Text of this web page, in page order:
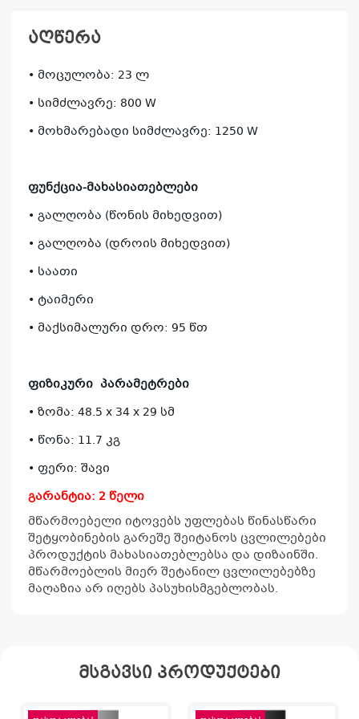
აღწერა
• მოცულობა: 23 ლ
• სიმძლავრე: 800 W
• მოხმარებადი სიმძლავრე: 1250 W
ფუნქცია-მახასიათებლები
• გალღობა (წონის მიხედვით)
• გალღობა (დროის მიხედვით)
• საათი
• ტაიმერი
• მაქსიმალური დრო: 95 წთ
ფიზიკური პარამეტრები
• ზომა: 48.5 x 34 x 29 სმ
• წონა: 11.7 კგ
• ფერი: შავი
გარანტია: 2 წელი
მწარმოებელი იტოვებს უფლებას წინასწარი
შეტყობინების გარეშე შეიტანოს ცვლილებები
პროდუქტის მახასიათებლებსა და დიზაინში.
მწარმოებლის მიერ შეტანილ ცვლილებებზე
მაღაზია არ იღებს პასუხისმგებლობას.
მსგავსი პროდუქტები